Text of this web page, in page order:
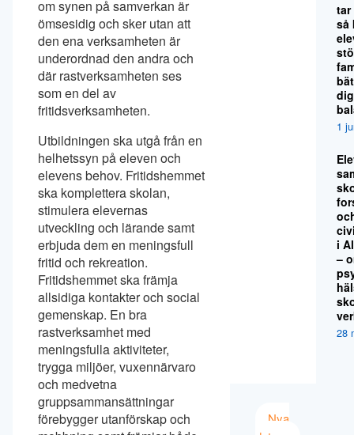
om synen på samverkan är
ömsesidig och sker utan att
den ena verksamheten är
underordnad den andra och
där rastverksamheten ses
som en del av
fritidsverksamheten.
Utbildningen ska utgå från en
helhetssyn på eleven och
elevens behov. Fritidshemmet
ska komplettera skolan,
stimulera elevernas
utveckling och lärande samt
erbjuda dem en meningsfull
fritid och rekreation.
Fritidshemmet ska främja
allsidiga kontakter och social
gemenskap. En bra
rastverksamhet med
meningsfulla aktiviteter,
trygga miljöer, vuxennärvaro
och medvetna
gruppsammansättningar
förebygger utanförskap och
tar
så
1
i
–
28
Nya